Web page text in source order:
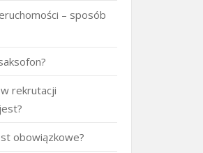
– sposób
rekrutacji
obowiązkowe?